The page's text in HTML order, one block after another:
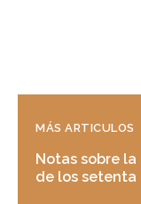
MÁS ARTICULOS
Notas sobre
de los setenta